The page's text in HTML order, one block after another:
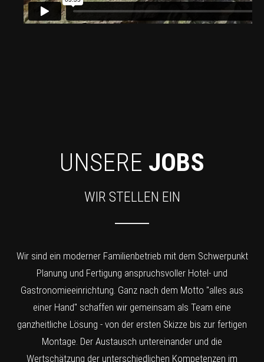
UNSERE JOBS
WIR STELLEN EIN
Wir sind ein moderner Familienbetrieb mit dem Schwerpunkt
Planung und Fertigung anspruchsvoller Hotel- und
Gastronomieeinrichtung. Ganz nach dem Motto "alles aus
einer Hand" schaffen wir gemeinsam als Team eine
ganzheitliche Lösung - von der ersten Skizze bis zur fertigen
Montage. Der Austausch untereinander und die
Wertschätzung der unterschiedlichen Kompetenzen im